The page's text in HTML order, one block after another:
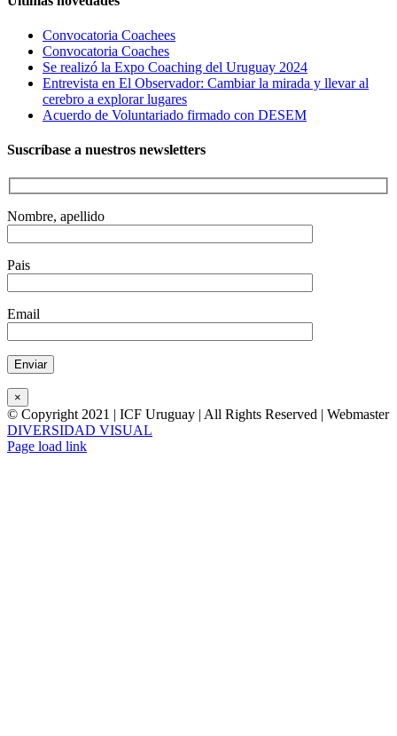
Convocatoria Coachees
Convocatoria Coaches
Se realizó la Expo Coaching del Uruguay 2024
Entrevista en El Observador: Cambiar la mirada y llevar al
cerebro a explorar lugares
Acuerdo de Voluntariado firmado con DESEM
Suscríbase a nuestros newsletters
Nombre, apellido
Pais
Email
×
© Copyright 2021 | ICF Uruguay | All Rights Reserved | Webmaster
DIVERSIDAD VISUAL
Instagram
Facebook
LinkedIn
YouTube
Correo
Page load link